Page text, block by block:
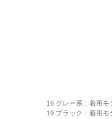
16 グレー系：着用
19 ブラック：着用